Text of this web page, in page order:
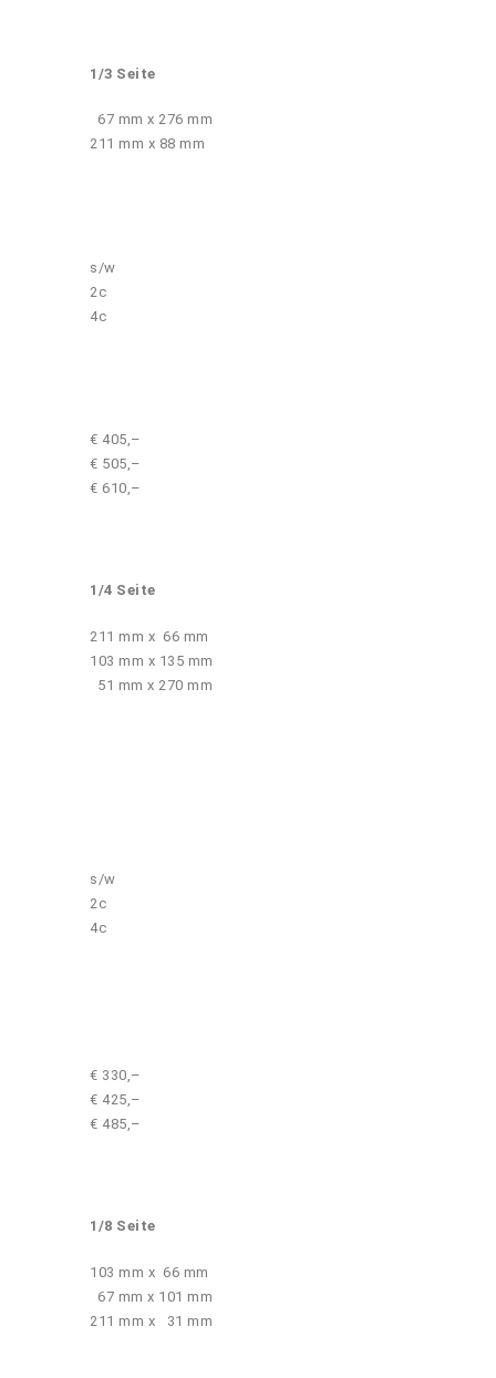
1/3 Seite
67 mm x 276 mm
211 mm x 88 mm
s/w
2c
4c
€ 405,–
€ 505,–
€ 610,–
1/4 Seite
211 mm x 66 mm
103 mm x 135 mm
51 mm x 270 mm
s/w
2c
4c
€ 330,–
€ 425,–
€ 485,–
1/8 Seite
103 mm x 66 mm
67 mm x 101 mm
211 mm x 31 mm